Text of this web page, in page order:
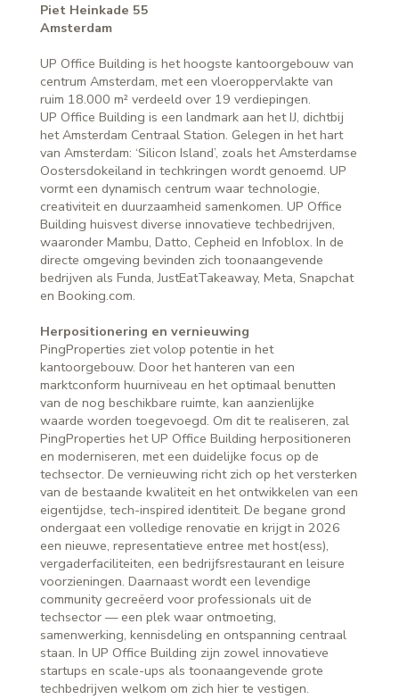
Piet Heinkade 55
Amsterdam
UP Office Building is het hoogste kantoorgebouw van
centrum Amsterdam, met een vloeroppervlakte van
ruim 18.000 m² verdeeld over 19 verdiepingen.
UP Office Building is een landmark aan het IJ, dichtbij
het Amsterdam Centraal Station. Gelegen in het hart
van Amsterdam: ‘Silicon Island’, zoals het Amsterdamse
Oostersdokeiland in techkringen wordt genoemd. UP
vormt een dynamisch centrum waar technologie,
creativiteit en duurzaamheid samenkomen. UP Office
Building huisvest diverse innovatieve techbedrijven,
waaronder Mambu, Datto, Cepheid en Infoblox. In de
directe omgeving bevinden zich toonaangevende
bedrijven als Funda, JustEatTakeaway, Meta, Snapchat
en Booking.com.
Herpositionering en vernieuwing
PingProperties ziet volop potentie in het
kantoorgebouw. Door het hanteren van een
marktconform huurniveau en het optimaal benutten
van de nog beschikbare ruimte, kan aanzienlijke
waarde worden toegevoegd. Om dit te realiseren, zal
PingProperties het UP Office Building herpositioneren
en moderniseren, met een duidelijke focus op de
techsector. De vernieuwing richt zich op het versterken
van de bestaande kwaliteit en het ontwikkelen van een
eigentijdse, tech-inspired identiteit. De begane grond
ondergaat een volledige renovatie en krijgt in 2026
een nieuwe, representatieve entree met host(ess),
vergaderfaciliteiten, een bedrijfsrestaurant en leisure
voorzieningen. Daarnaast wordt een levendige
community gecreëerd voor professionals uit de
techsector — een plek waar ontmoeting,
samenwerking, kennisdeling en ontspanning centraal
staan. In UP Office Building zijn zowel innovatieve
startups en scale-ups als toonaangevende grote
techbedrijven welkom om zich hier te vestigen.